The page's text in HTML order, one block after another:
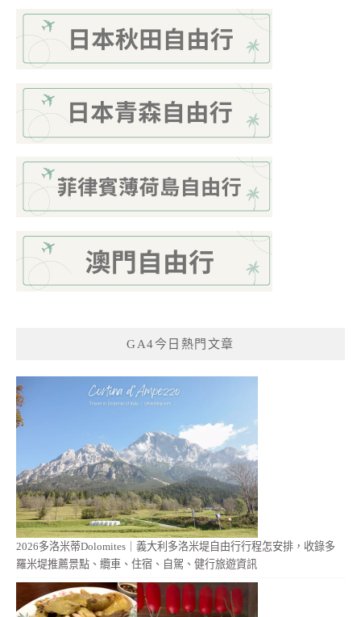
GA4今日熱門文章
2026多洛米蒂Dolomites｜義大利多洛米堤自由行行程怎安排，收錄多
羅米堤推薦景點、纜車、住宿、自駕、健行旅遊資訊